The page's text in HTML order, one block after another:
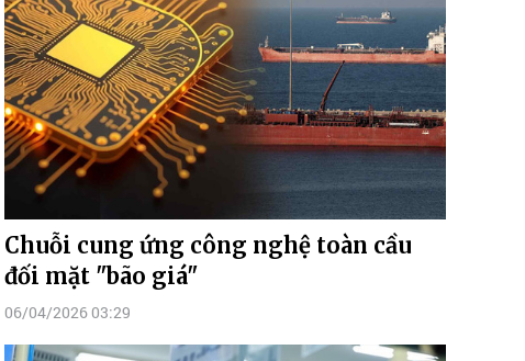
Chuỗi cung ứng công nghệ toàn cầu
đối mặt "bão giá"
06/04/2026 03:29